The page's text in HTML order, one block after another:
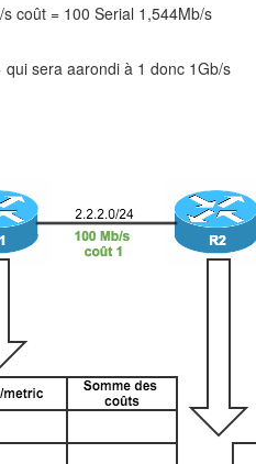
coût = 100 Serial 1,544Mb/s
qui sera aarondi à 1 donc 1Gb/s